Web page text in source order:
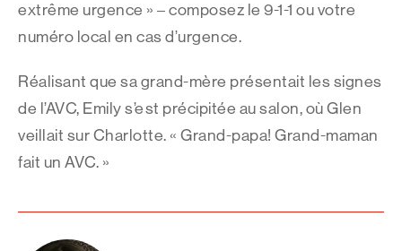
extrême urgence » – composez le 9-1-1 ou votre
numéro local en cas d’urgence.
Réalisant que sa grand-mère présentait les signes
de l’AVC, Emily s’est précipitée au salon, où Glen
veillait sur Charlotte. « Grand-papa! Grand-maman
fait un AVC. »